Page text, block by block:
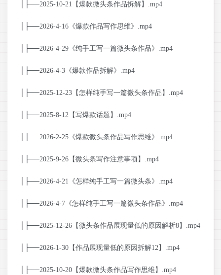
│├──2025-10-21【爆款微头条作品拆解】.mp4
│├──2026-4-16《爆款作品写作思维》.mp4
│├──2026-4-29《纯手工写一篇微头条作品》.mp4
│├──2026-4-3《爆款作品拆解》.mp4
│├──2025-12-23【怎样纯手写一篇微头条作品】.mp4
│├──2025-8-12【写爆款话题】.mp4
│├──2026-2-25《爆款微头条作品写作思维》.mp4
│├──2025-9-26【微头条写作注意事项】.mp4
│├──2026-4-21《怎样纯手工写一篇微头条》.mp4
│├──2026-4-7《怎样纯手工写一篇微头条作品》.mp4
│├──2025-12-26【微头条作品展现量低的原因解析8】.mp4
│├──2026-1-30【作品展现量低的原因拆解12】.mp4
│├──2025-10-20【爆款微头条作品写作思维】.mp4